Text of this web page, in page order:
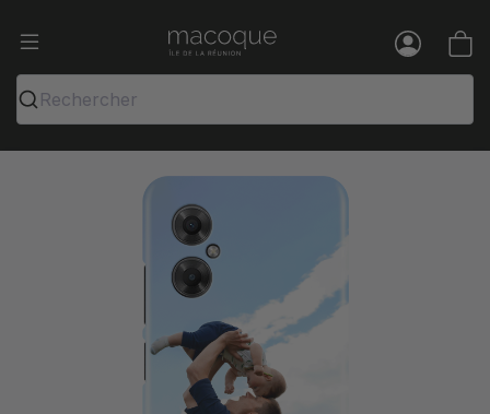
Ma Coque - Coques et Accessoires
Rechercher